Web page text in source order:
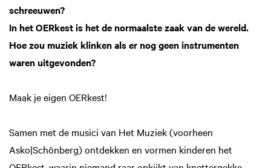
schreeuwen?
In het OERkest is het de normaalste zaak van de wereld.
Hoe zou muziek klinken als er nog geen instrumenten
waren uitgevonden?
Maak je eigen OERkest!
Samen met de musici van Het Muziek (voorheen
Asko|Schönberg) ontdekken en vormen kinderen het